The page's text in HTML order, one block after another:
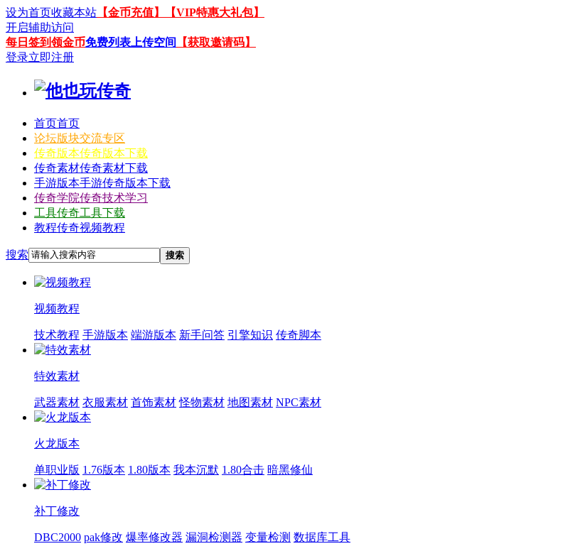
设为首页收藏本站 【金币充值】
【VIP特惠大礼包】
开启辅助访问
每日签到领金币免费列表上传空间
【获取邀请码】
登录立即注册
首页首页
论坛版块交流专区
传奇版本传奇版本下载
传奇素材传奇素材下载
手游版本手游传奇版本下载
传奇学院传奇技术学习
工具传奇工具下载
教程传奇视频教程
搜索 搜索
视频教程
技术教程 手游版本 端游版本 新手问答 引擎知识 传奇脚本
特效素材
武器素材 衣服素材 首饰素材 怪物素材 地图素材 NPC素材
火龙版本
单职业版 1.76版本 1.80版本 我本沉默 1.80合击 暗黑修仙
补丁修改
DBC2000 pak修改 爆率修改器 漏洞检测器 变量检测 数据库工具